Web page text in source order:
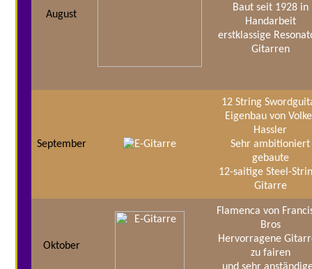
August
Baut seit 1928 in
Handarbeit
erstklassige
Gitarren
September
12 String
Eigenbau von
Hassler
Sehr ambitioniert
gebaute
12-saitige Steel-
Gitarre
Oktober
Flamenca von
Bros
Hervorragene
zu fairen
und sehr